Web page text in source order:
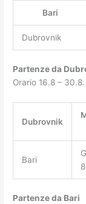
Bari
Dubrovnik
Partenze da
Orario 16.8 – 30.8.
Dubrovnik
Bari
Partenze da Bari